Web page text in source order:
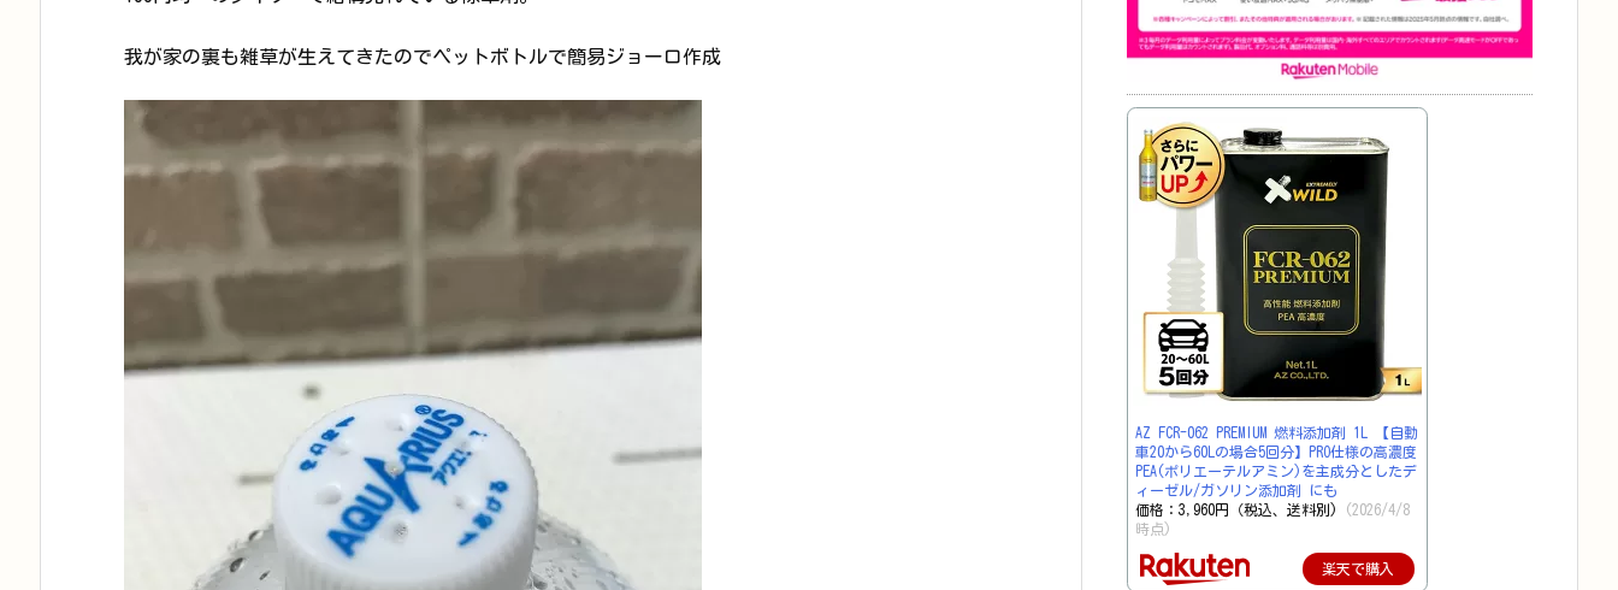
我が家の裏も雑草が生えてきたのでペットボトルで簡易ジョーロ作成
AZ FCR-062 PREMIUM 燃料添加剤 1L 【自動
車20から60Lの場合5回分】PRO仕様の高濃度
PEA(ポリエーテルアミン)を主成分としたデ
ィーゼル/ガソリン添加剤 にも
価格：3,960円（税込、送料別)
(2026/4/8
時点)
楽天で購入